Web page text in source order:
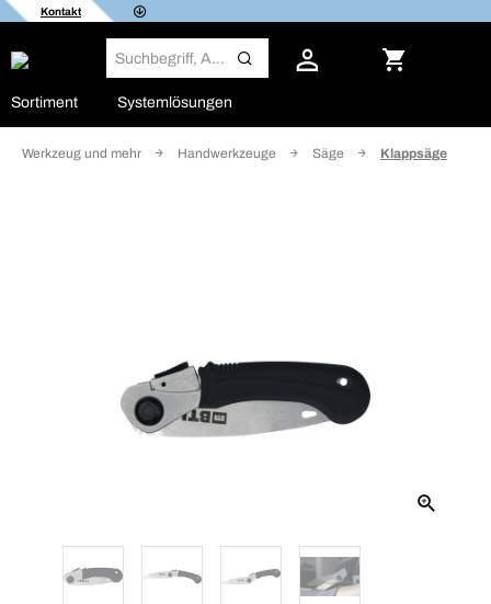
Kontakt
Sortiment Systemlösungen
Werkzeug und mehr Handwerkzeuge Säge Klappsäge